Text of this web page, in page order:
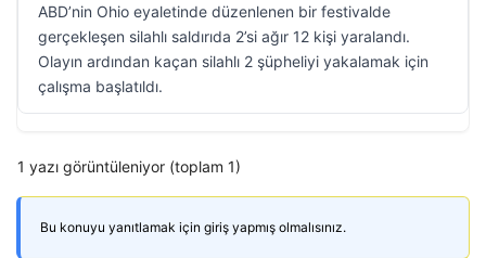
ABD’nin Ohio eyaletinde düzenlenen bir festivalde
gerçekleşen silahlı saldırıda 2’si ağır 12 kişi yaralandı.
Olayın ardından kaçan silahlı 2 şüpheliyi yakalamak için
çalışma başlatıldı.
1 yazı görüntüleniyor (toplam 1)
Bu konuyu yanıtlamak için giriş yapmış olmalısınız.